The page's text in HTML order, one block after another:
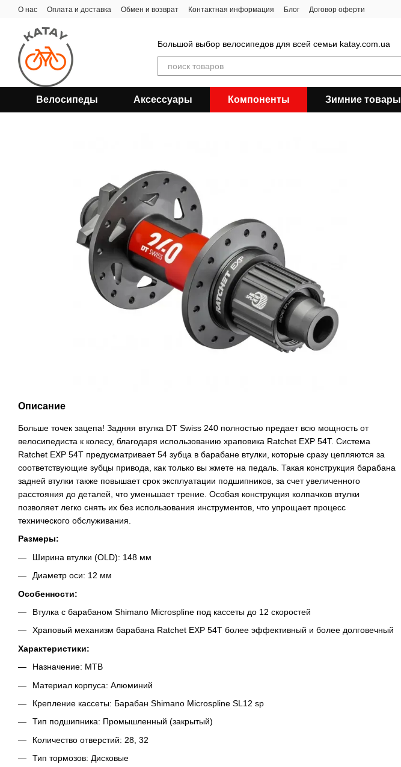
Перейти к основному контенту
О нас Оплата и доставка Обмен и возврат Контактная информация Блог Договор оферти
Большой выбор велосипедов для всей семьи katay.com.ua
Велосипеды Аксессуары Компоненты Зимние товары
Описание
Больше точек зацепа! Задняя втулка DT Swiss 240 полностью предает всю мощность от
велосипедиста к колесу, благодаря использованию храповика Ratchet EXP 54T. Система
Ratchet EXP 54T предусматривает 54 зубца в барабане втулки, которые сразу цепляются за
соответствующие зубцы привода, как только вы жмете на педаль. Такая конструкция барабана
задней втулки также повышает срок эксплуатации подшипников, за счет увеличенного
расстояния до деталей, что уменьшает трение. Особая конструкция колпачков втулки
позволяет легко снять их без использования инструментов, что упрощает процесс
технического обслуживания.
Размеры:
Ширина втулки (OLD): 148 мм
Диаметр оси: 12 мм
Особенности:
Втулка с барабаном Shimano Microspline под кассеты до 12 скоростей
Храповый механизм барабана Ratchet EXP 54T более эффективный и более долговечный
Характеристики:
Назначение: MTB
Материал корпуса: Алюминий
Крепление кассеты: Барабан Shimano Microspline SL12 sp
Тип подшипника: Промышленный (закрытый)
Количество отверстий: 28, 32
Тип тормозов: Дисковые